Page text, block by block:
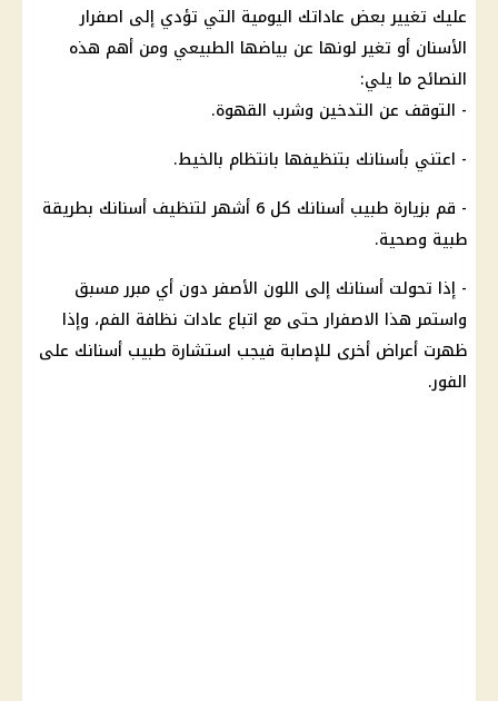
عليك تغيير بعض عاداتك اليومية التي تؤدي إلى اصفرار
الأسنان أو تغير لونها عن بياضها الطبيعي ومن أهم هذه
النصائح ما يلي:
- التوقف عن التدخين وشرب القهوة.
- اعتني بأسنانك بتنظيفها بانتظام بالخيط.
- قم بزيارة طبيب أسنانك كل 6 أشهر لتنظيف أسنانك بطريقة
طبية وصحية.
- إذا تحولت أسنانك إلى اللون الأصفر دون أي مبرر مسبق
واستمر هذا الاصفرار حتى مع اتباع عادات نظافة الفم، وإذا
ظهرت أعراض أخرى للإصابة فيجب استشارة طبيب أسنانك على
الفور.